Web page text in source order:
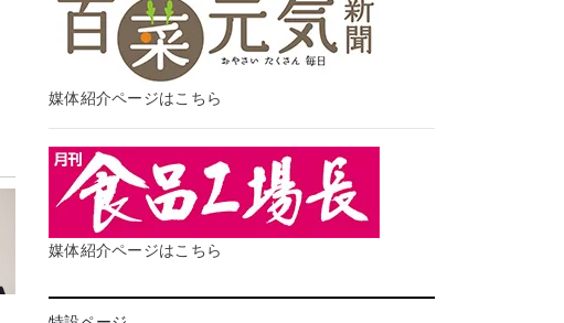
媒体紹介ページはこちら
媒体紹介ページはこちら